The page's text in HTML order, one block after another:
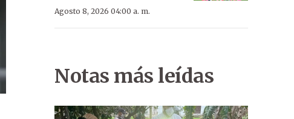
Agosto 8, 2026 04:00 a. m.
Notas más leídas